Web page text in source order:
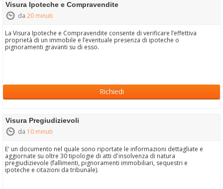
Visura Ipoteche e Compravendite
da 20 minuti
La Visura Ipoteche e Compravendite consente di verificare l’effettiva
proprietà di un immobile e l’eventuale presenza di ipoteche o
pignoramenti gravanti su di esso.
Richiedi
Visura Pregiudizievoli
da 10 minuti
E' un documento nel quale sono riportate le informazioni dettagliate e
aggiornate su oltre 30 tipologie di atti d'insolvenza di natura
pregiudizievole (fallimenti, pignoramenti immobiliari, sequestri e
ipoteche e citazioni da tribunale).